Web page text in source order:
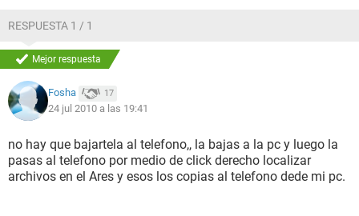
RESPUESTA 1 / 1
Mejor respuesta
Fosha 17
24 jul 2010 a las 19:41
no hay que bajartela al telefono,, la bajas a la pc y luego la
pasas al telefono por medio de click derecho localizar
archivos en el Ares y esos los copias al telefono dede mi pc.